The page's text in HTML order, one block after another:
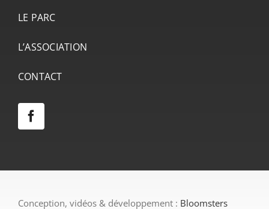
LE PARC
L’ASSOCIATION
CONTACT
Conception, vidéos & développement : Bloomsters